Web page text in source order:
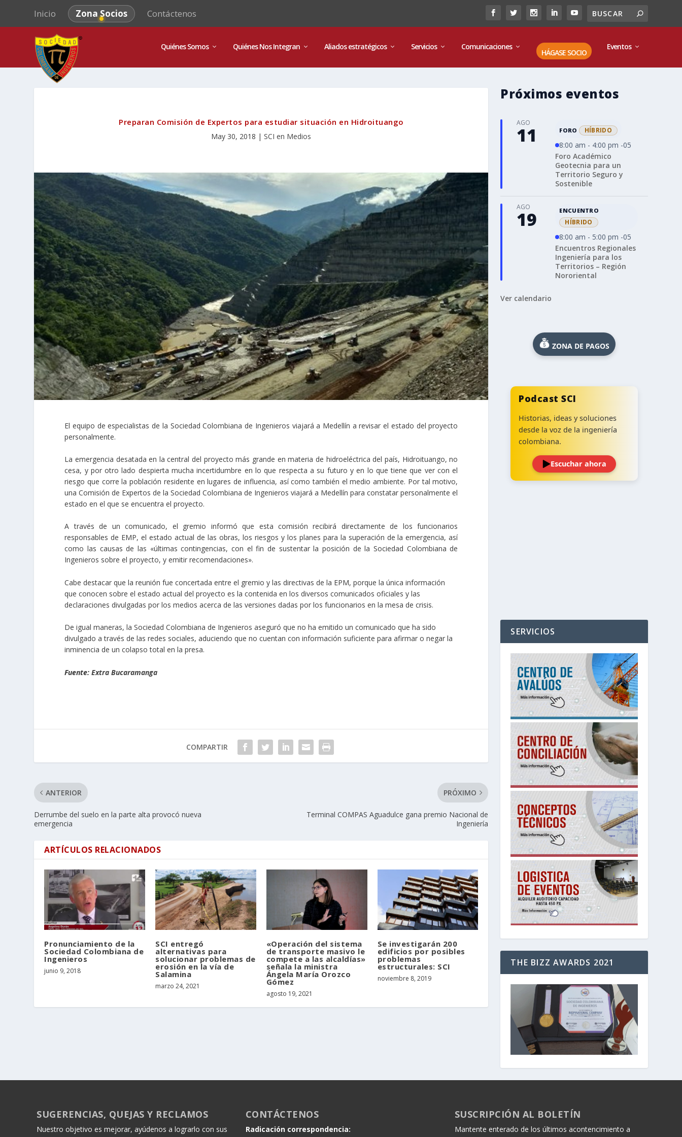
Inicio Zona Socios Contáctenos
Quiénes Somos Quiénes Nos Integran Aliados estratégicos Servicios Comunicaciones
HÁGASE SOCIO
Eventos
Preparan Comisión de Expertos para estudiar situación en Hidroituango
May 30, 2018 |SCI en Medios
El equipo de especialistas de la Sociedad Colombiana de Ingenieros viajará a Medellín a revisar el estado del proyecto
personalmente.
La emergencia desatada en la central del proyecto más grande en materia de hidroeléctrica del país, Hidroituango, no
cesa, y por otro lado despierta mucha incertidumbre en lo que respecta a su futuro y en lo que tiene que ver con el
riesgo que corre la población residente en lugares de influencia, así como también el medio ambiente. Por tal motivo,
una Comisión de Expertos de la Sociedad Colombiana de Ingenieros viajará a Medellín para constatar personalmente el
estado en el que se encuentra el proyecto.
A través de un comunicado, el gremio informó que esta comisión recibirá directamente de los funcionarios
responsables de EMP, el estado actual de las obras, los riesgos y los planes para la superación de la emergencia, así
como las causas de las «últimas contingencias, con el fin de sustentar la posición de la Sociedad Colombiana de
Ingenieros sobre el proyecto, y emitir recomendaciones».
Cabe destacar que la reunión fue concertada entre el gremio y las directivas de la EPM, porque la única información
que conocen sobre el estado actual del proyecto es la contenida en los diversos comunicados oficiales y las
declaraciones divulgadas por los medios acerca de las versiones dadas por los funcionarios en la mesa de crisis.
De igual maneras, la Sociedad Colombiana de Ingenieros aseguró que no ha emitido un comunicado que ha sido
divulgado a través de las redes sociales, aduciendo que no cuentan con información suficiente para afirmar o negar la
inminencia de un colapso total en la presa.
Fuente:Extra Bucaramanga
COMPARTIR
ANTERIOR
Derrumbe del suelo en la parte alta provocó nueva
emergencia
PRÓXIMO
Terminal COMPAS Aguadulce gana premio Nacional de
Ingeniería
ARTÍCULOS RELACIONADOS
Pronunciamiento de la
Sociedad Colombiana de
Ingenieros
junio 9, 2018
SCI entregó
alternativas para
solucionar problemas de
erosión en la vía de
Salamina
marzo 24, 2021
«Operación del sistema
de transporte masivo le
compete a las alcaldías»
señala la ministra
Ángela María Orozco
Gómez
agosto 19, 2021
Se investigarán 200
edificios por posibles
problemas
estructurales: SCI
noviembre 8, 2019
Próximos eventos
AGO
11 FORO HÍBRIDO
8:00 am - 4:00 pm -05
Foro Académico
Geotecnia para un
Territorio Seguro y
Sostenible
AGO
19 ENCUENTRO
HÍBRIDO
8:00 am - 5:00 pm -05
Encuentros Regionales
Ingeniería para los
Territorios – Región
Nororiental
Ver calendario
ZONA DE PAGOS
Podcast SCI
Historias, ideas y soluciones
desde la voz de la ingeniería
colombiana.
Escuchar ahora
SERVICIOS
THE BIZZ AWARDS 2021
SUGERENCIAS, QUEJAS Y RECLAMOS
Nuestro objetivo es mejorar, ayúdenos a lograrlo con sus
CONTÁCTENOS
Radicación correspondencia:
SUSCRIPCIÓN AL BOLETÍN
Mantente enterado de los últimos acontencimiento a